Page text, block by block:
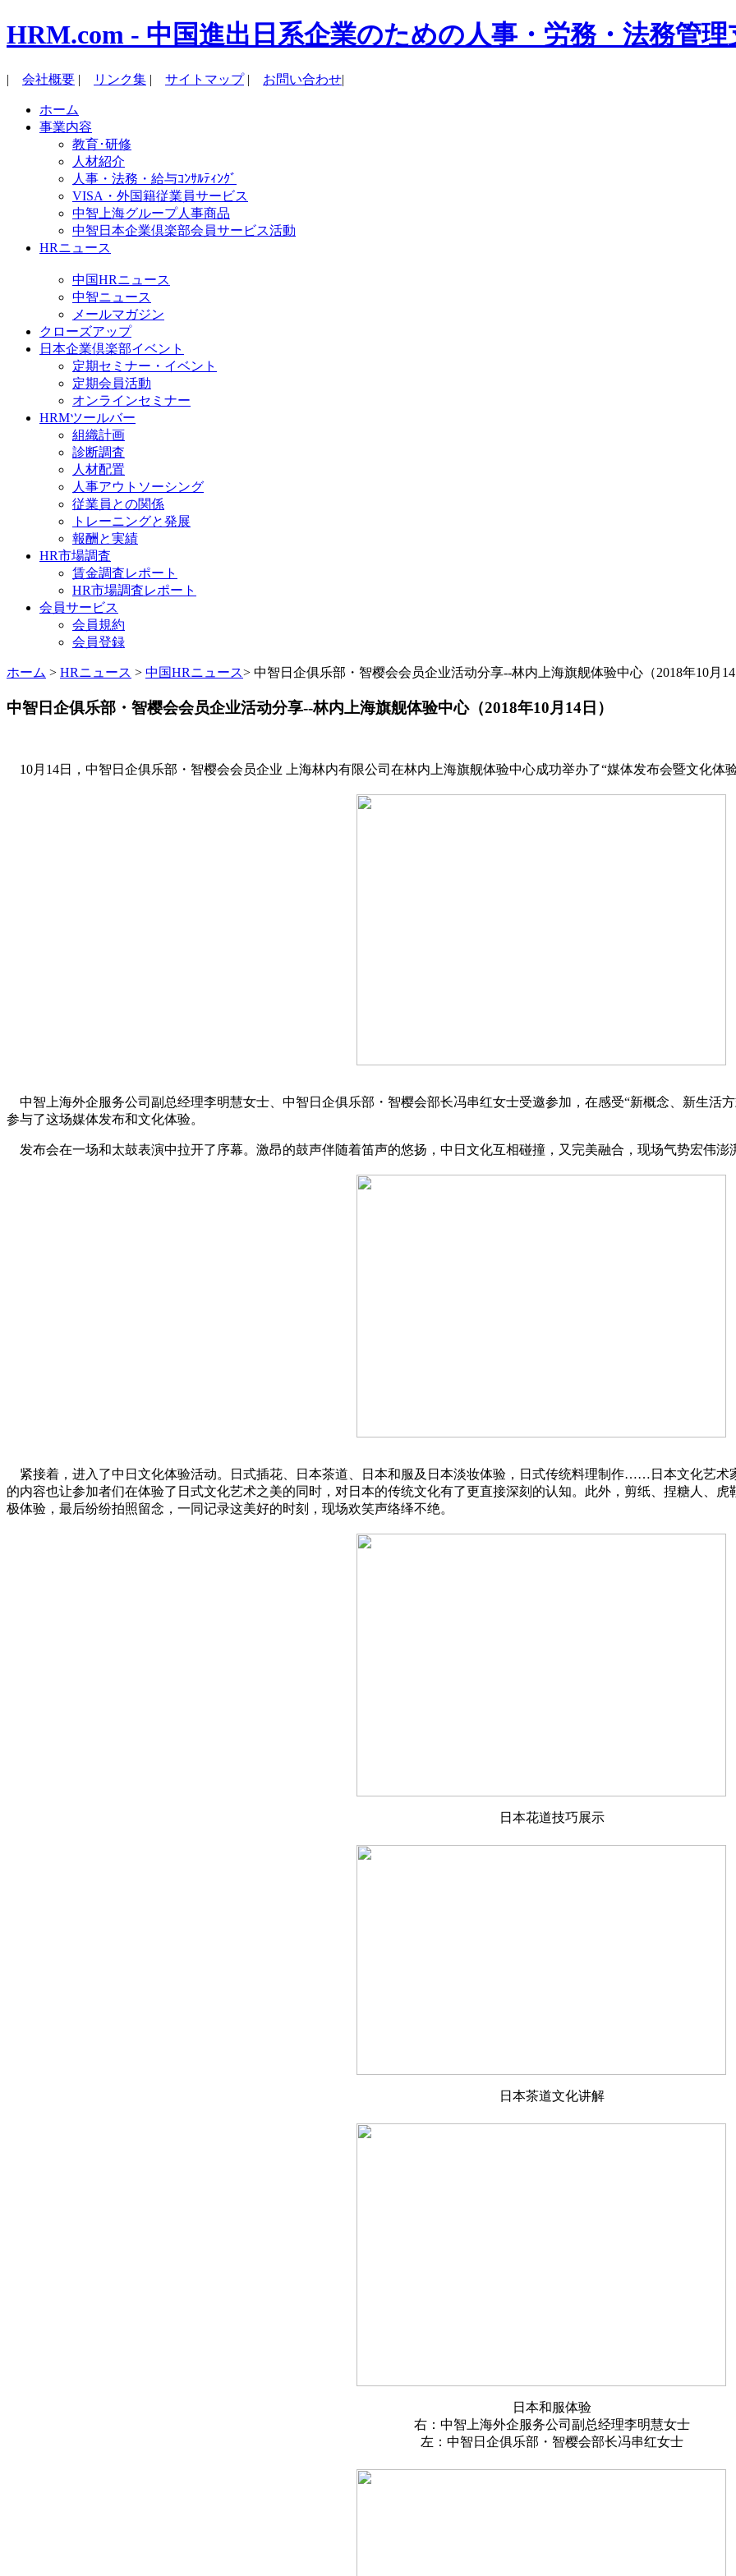
HRM.com - 中国進出日系企業のための人事・労務・法務管
| 会社概要 | リンク集 | サイトマップ| お問い合わせ|
ホーム
事業内容
教育･研修
人材紹介
人事・法務・給与ｺﾝｻﾙﾃｨﾝｸﾞ
VISA・外国籍従業員サービス
中智上海グループ人事商品
中智日本企業倶楽部会員サービス活動
HRニュース
中国HRニュース
中智ニュース
メールマガジン
クローズアップ
日本企業倶楽部イベント
定期セミナー・イベント
定期会員活動
オンラインセミナー
HRMツールバー
組織計画
診断調査
人材配置
人事アウトソーシング
従業員との関係
トレーニングと発展
報酬と実績
HR市場調査
賃金調査レポート
HR市場調査レポート
会員サービス
会員規約
会員登録
ホーム > HRニュース > 中国HRニュース> 中智日企俱乐部・智樱会会员企业活动分享--林内上海旗舰体验中心（2018年10月
中智日企俱乐部・智樱会会员企业活动分享--林内上海旗舰体验中心（2018年10月14日）
10月14日，中智日企俱乐部・智樱会会员企业 上海林内有限公司在林内上海旗舰体验中心成功举办了“媒体发布会暨文化体
中智上海外企服务公司副总经理李明慧女士、中智日企俱乐部・智樱会部长冯串红女士受邀参加，在感受“新概念、新生活
参与了这场媒体发布和文化体验。
发布会在一场和太鼓表演中拉开了序幕。激昂的鼓声伴随着笛声的悠扬，中日文化互相碰撞，又完美融合，现场气势宏伟澎
紧接着，进入了中日文化体验活动。日式插花、日本茶道、日本和服及日本淡妆体验，日式传统料理制作……日本文化艺
的内容也让参加者们在体验了日式文化艺术之美的同时，对日本的传统文化有了更直接深刻的认知。此外，剪纸、捏糖人、
极体验，最后纷纷拍照留念，一同记录这美好的时刻，现场欢笑声络绎不绝。
日本花道技巧展示
日本茶道文化讲解
日本和服体验
右：中智上海外企服务公司副总经理李明慧女士
左：中智日企俱乐部・智樱会部长冯串红女士